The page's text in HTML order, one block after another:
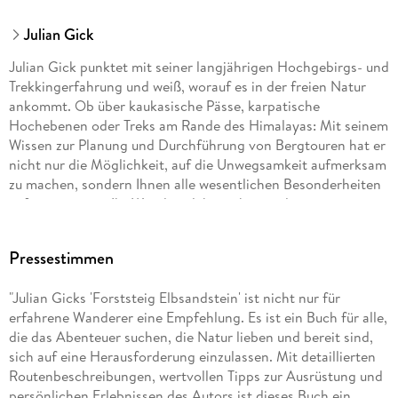
Julian Gick
Julian Gick punktet mit seiner langjährigen Hochgebirgs- und
Trekkingerfahrung und weiß, worauf es in der freien Natur
ankommt. Ob über kaukasische Pässe, karpatische
Hochebenen oder Treks am Rande des Himalayas: Mit seinem
Wissen zur Planung und Durchführung von Bergtouren hat er
nicht nur die Möglichkeit, auf die Unwegsamkeit aufmerksam
zu machen, sondern Ihnen alle wesentlichen Besonderheiten
aufzuzeigen, um Ihr Wandererlebnis abzurunden.
Pressestimmen
"Julian Gicks 'Forststeig Elbsandstein' ist nicht nur für
erfahrene Wanderer eine Empfehlung. Es ist ein Buch für alle,
die das Abenteuer suchen, die Natur lieben und bereit sind,
sich auf eine Herausforderung einzulassen. Mit detaillierten
Routenbeschreibungen, wertvollen Tipps zur Ausrüstung und